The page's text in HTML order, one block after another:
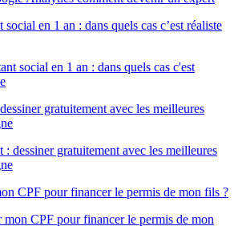
social en 1 an : dans quels cas c’est réaliste
gratuitement avec les meilleures
CPF pour financer le permis de mon fils ?